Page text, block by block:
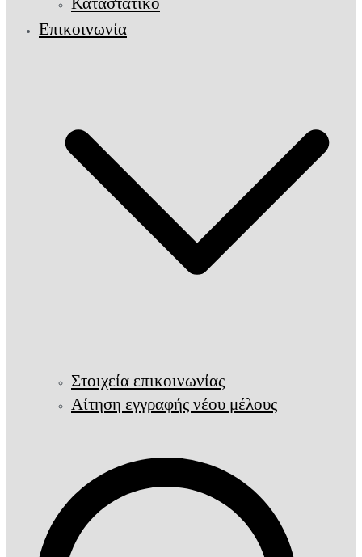
Επικοινωνία
Στοιχεία επικοινωνίας
Αίτηση εγγραφής νέου μέλους